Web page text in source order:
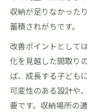
収納が足りなかった
蓄積されがちです。
改善ポイントとして
化を見越した間取り
ば、成長する子ども
可変性のある設計や
要です。収納場所の